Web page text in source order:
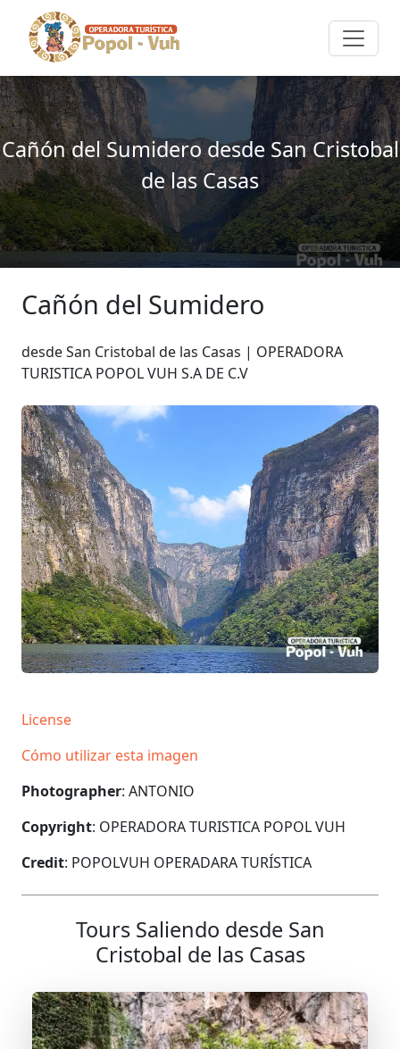
Cañón del Sumidero desde San Cristobal
de las Casas
Cañón del Sumidero
desde San Cristobal de las Casas | OPERADORA
TURISTICA POPOL VUH S.A DE C.V
License
Cómo utilizar esta imagen
Photographer: ANTONIO
Copyright: OPERADORA TURISTICA POPOL VUH
Credit: POPOLVUH OPERADARA TURÍSTICA
Tours Saliendo desde San
Cristobal de las Casas